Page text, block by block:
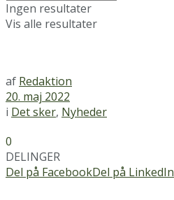
Ingen resultater
Vis alle resultater
af Redaktion
20. maj 2022
i Det sker, Nyheder
0
DELINGER
Del på FacebookDel på LinkedIn